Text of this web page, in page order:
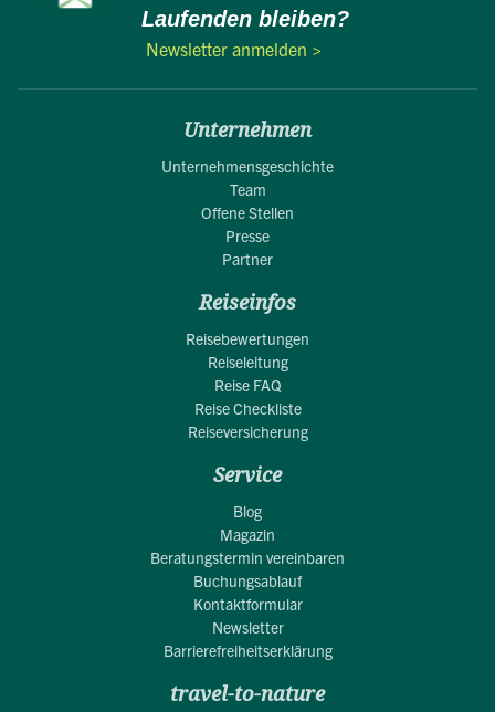
Laufenden bleiben?
Newsletter anmelden >
Unternehmen
Unternehmensgeschichte
Team
Offene Stellen
Presse
Partner
Reiseinfos
Reisebewertungen
Reiseleitung
Reise FAQ
Reise Checkliste
Reiseversicherung
Service
Blog
Magazin
Beratungstermin vereinbaren
Buchungsablauf
Kontaktformular
Newsletter
Barrierefreiheitserklärung
travel-to-nature